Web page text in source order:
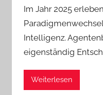
Im Jahr 2025
Intelligenz.
eigenständig
Weiterlesen